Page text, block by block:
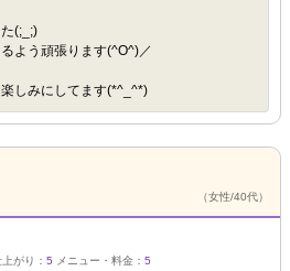
(;_;)
よう頑張ります(^O^)／
しみにしてます(*^_^*)
（女性/40代）
がり： 5 メニュー・料金： 5